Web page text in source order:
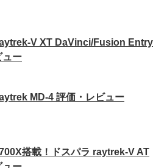
V XT DaVinci/Fusion Entry
ュー
MD-4 評価・レビュー
搭載！ドスパラ raytrek-V AT